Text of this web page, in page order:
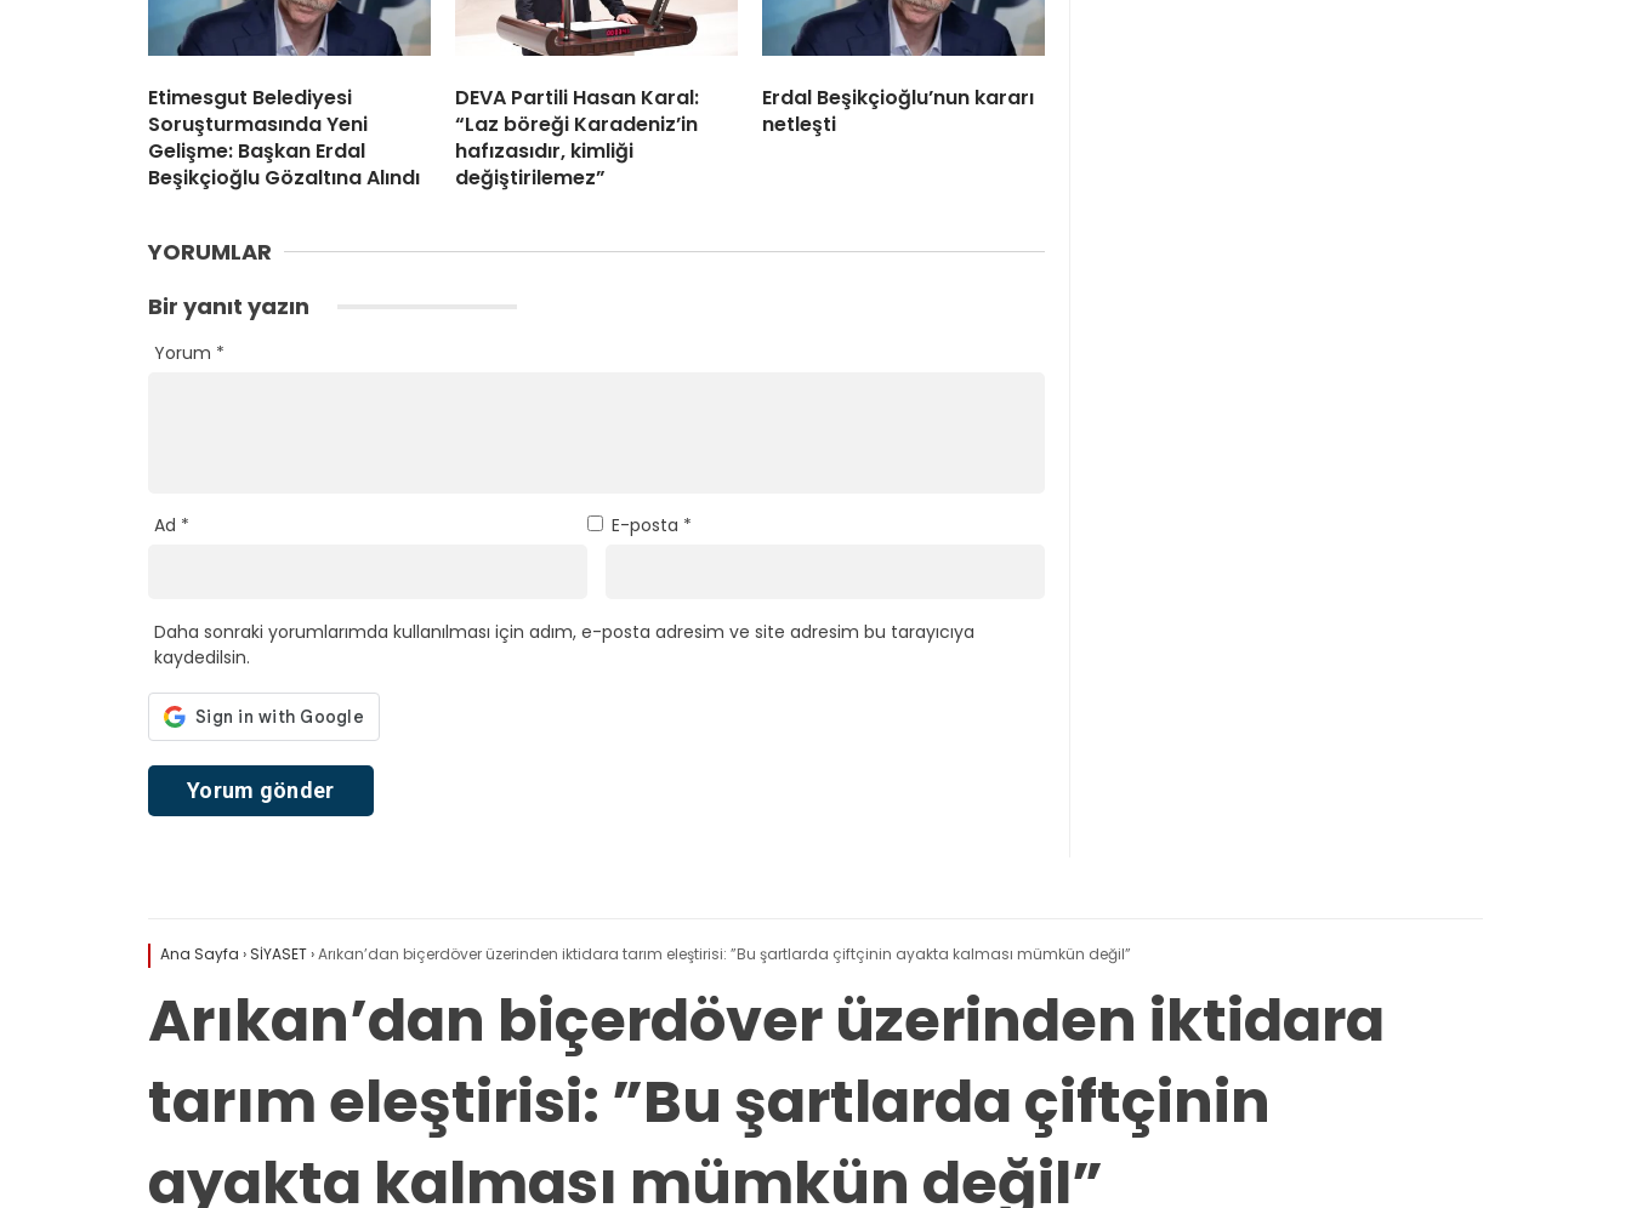
Etimesgut Belediyesi
Soruşturmasında Yeni
Gelişme: Başkan Erdal
Beşikçioğlu Gözaltına Alındı
DEVA Partili Hasan Karal:
“Laz böreği Karadeniz’in
hafızasıdır, kimliği
değiştirilemez”
Erdal Beşikçioğlu’nun kararı
netleşti
YORUMLAR
Bir yanıt yazın
Yorum *
Ad * E-posta *
Daha sonraki yorumlarımda kullanılması için adım, e-posta adresim ve site adresim bu tarayıcıya
kaydedilsin.
Ana Sayfa › SİYASET›Arıkan’dan biçerdöver üzerinden iktidara tarım eleştirisi: ”Bu şartlarda çiftçinin ayakta kalması mümkün değil”
Arıkan’dan biçerdöver üzerinden iktidara
tarım eleştirisi: ”Bu şartlarda çiftçinin
ayakta kalması mümkün değil”